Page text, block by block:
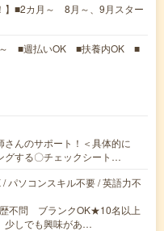
】■2カ月～ 8月～、9月スター
～ ■週払いOK ■扶養内OK ■
んのサポート！＜具体的に
する〇チェックシート…
パソコンスキル不要 / 英語力不
不問 ブランクOK★10名以上
少しでも興味があ…